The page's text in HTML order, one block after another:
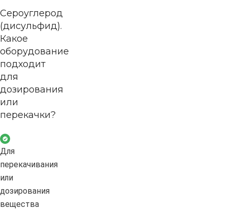
Сероуглерод
(дисульфид).
Какое
оборудование
подходит
для
дозирования
или
перекачки?
Для
перекачивания
или
дозирования
вещества